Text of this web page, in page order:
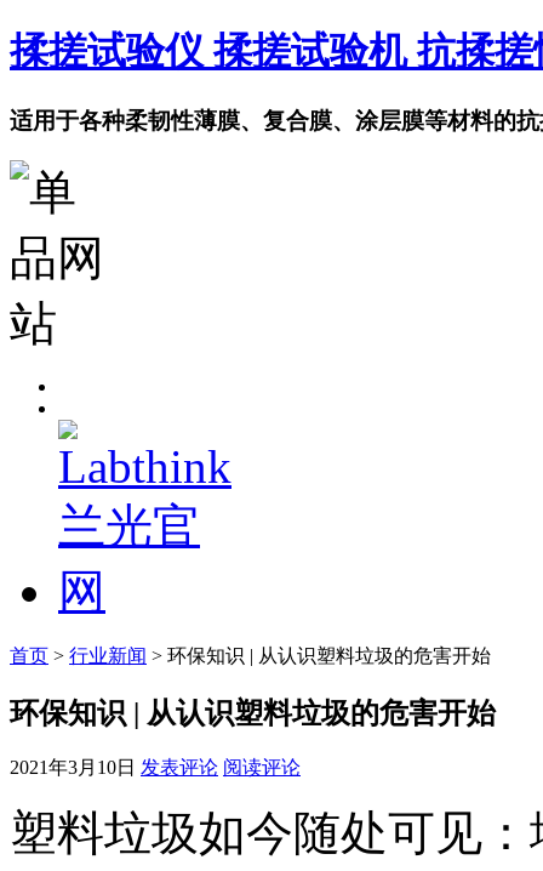
揉搓试验仪 揉搓试验机 抗揉
适用于各种柔韧性薄膜、复合膜、涂层膜等材料的
首页 > 行业新闻 > 环保知识 | 从认识塑料垃圾的危害开始
环保知识 | 从认识塑料垃圾的危害开始
2021年3月10日 发表评论 阅读评论
塑料垃圾如今随处可见